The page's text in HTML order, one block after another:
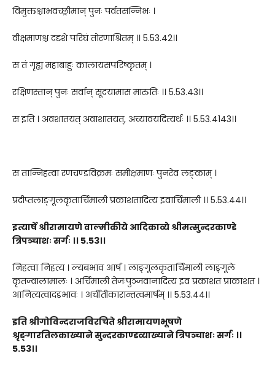
विमुक्तश्चाभवच्छ्रीमान् पुनः पर्वतसन्निभः ।
वीक्षमाणश्च ददृशे परिघं तोरणाश्रितम् ।। 5.53.42।।
स तं गृह्य महाबाहुः कालायसपरिष्कृतम् ।
रक्षिणस्तान् पुनः सर्वान् सूदयामास मारुतिः ।। 5.53.43।।
स इति । अवशातयत् अवाशातयत्, अच्यावयदित्यर्थः ।। 5.53.4143।।
स तान्निहत्वा रणचण्डविक्रमः समीक्षमाणः पुनरेव लङ्काम् ।
प्रदीप्तलाङ्गूलकृतार्चिमाली प्रकाशतादित्य इवार्चिमाली ।। 5.53.44।।
इत्यार्षे श्रीरामायणे वाल्मीकीये आदिकाव्ये श्रीमत्सुन्दरकाण्डे
त्रिपञ्चाशः सर्गः ।। 5.53।।
निहत्वा निहत्य । ल्यबभाव आर्ष । लाङ्गूलकृतार्चिमाली लाङ्गूले
कृतज्वालामालः । अर्चिमाली तेजःपुञ्जवानादित्य इव प्रकाशत प्राकाशत ।
आनित्यत्वादडभावः । अर्चीतीकारान्तत्वमार्षम् ।। 5.53.44।।
इति श्रीगोविन्दराजविरचिते श्रीरामायणभूषणे
श्रृङ्गारतिलकाख्याने सुन्दरकाण्डव्याख्याने त्रिपञ्चाशः सर्गः ।।
5.53।।